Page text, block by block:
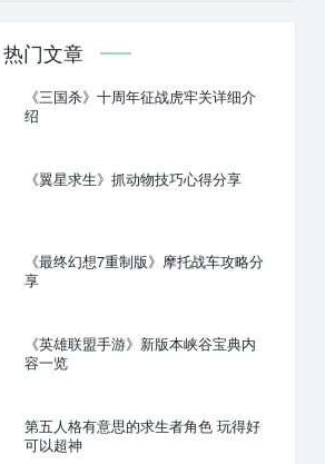
热门文章
《三国杀》十周年征战虎牢关详细介
绍
《翼星求生》抓动物技巧心得分享
《最终幻想7重制版》摩托战车攻略分
享
《英雄联盟手游》新版本峡谷宝典内
容一览
第五人格有意思的求生者角色 玩得好
可以超神